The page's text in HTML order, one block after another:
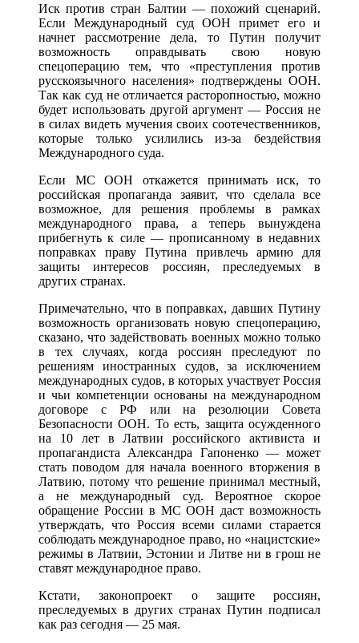
Иск против стран Балтии — похожий сценарий.
Если Международный суд ООН примет его и
начнет рассмотрение дела, то Путин получит
возможность оправдывать свою новую
спецоперацию тем, что «преступления против
русскоязычного населения» подтверждены ООН.
Так как суд не отличается расторопностью, можно
будет использовать другой аргумент — Россия не
в силах видеть мучения своих соотечественников,
которые только усилились из-за бездействия
Международного суда.
Если МС ООН откажется принимать иск, то
российская пропаганда заявит, что сделала все
возможное, для решения проблемы в рамках
международного права, а теперь вынуждена
прибегнуть к силе — прописанному в недавних
поправках праву Путина привлечь армию для
защиты интересов россиян, преследуемых в
других странах.
Примечательно, что в поправках, давших Путину
возможность организовать новую спецоперацию,
сказано, что задействовать военных можно только
в тех случаях, когда россиян преследуют по
решениям иностранных судов, за исключением
международных судов, в которых участвует Россия
и чьи компетенции основаны на международном
договоре с РФ или на резолюции Совета
Безопасности ООН. То есть, защита осужденного
на 10 лет в Латвии российского активиста и
пропагандиста Александра Гапоненко — может
стать поводом для начала военного вторжения в
Латвию, потому что решение принимал местный,
а не международный суд. Вероятное скорое
обращение России в МС ООН даст возможность
утверждать, что Россия всеми силами старается
соблюдать международное право, но «нацистские»
режимы в Латвии, Эстонии и Литве ни в грош не
ставят международное право.
Кстати, законопроект о защите россиян,
преследуемых в других странах Путин подписал
как раз сегодня — 25 мая.